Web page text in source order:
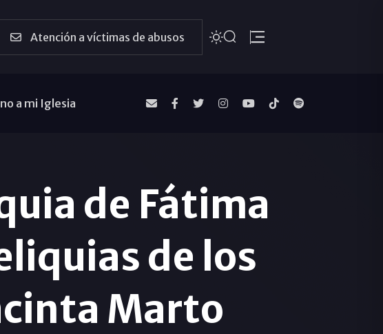
Atención a víctimas de abusos
a mi Iglesia
de Fátima
de los
Marto